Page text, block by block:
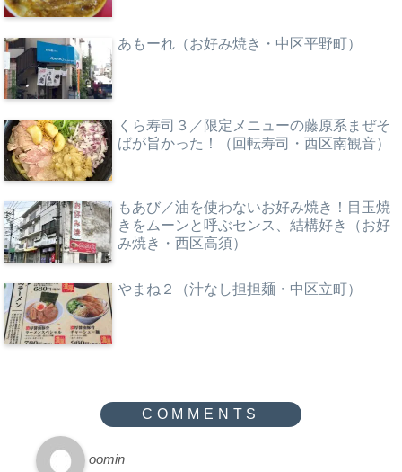
あもーれ（お好み焼き・中区平野町）
くら寿司３／限定メニューの藤原系まぜそ
ばが旨かった！（回転寿司・西区南観音）
もあび／油を使わないお好み焼き！目玉焼
きをムーンと呼ぶセンス、結構好き（お好
み焼き・西区高須）
やまね２（汁なし担担麺・中区立町）
oomin